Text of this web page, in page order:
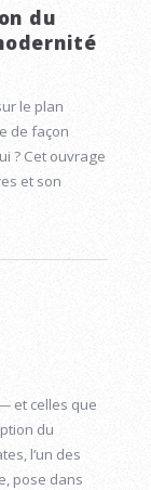
du
le plan
de façon
? Cet ouvrage
et son
et celles que
du
l’un des
pose dans